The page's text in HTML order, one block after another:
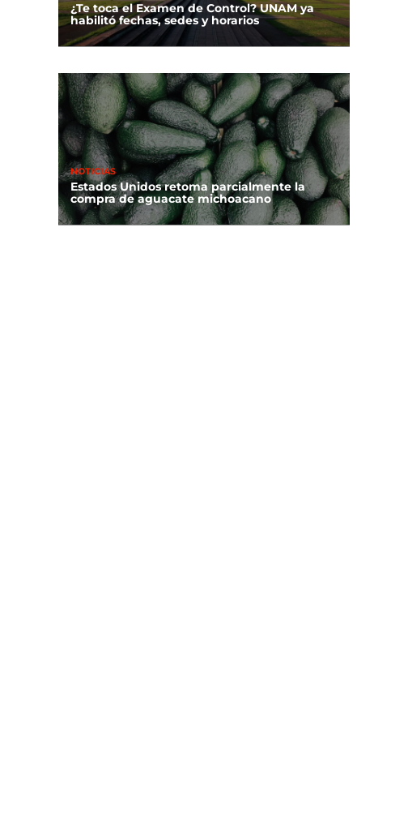
¿Te toca el Examen de Control? UNAM ya
habilitó fechas, sedes y horarios
NOTICIAS
Estados Unidos retoma parcialmente la
compra de aguacate michoacano